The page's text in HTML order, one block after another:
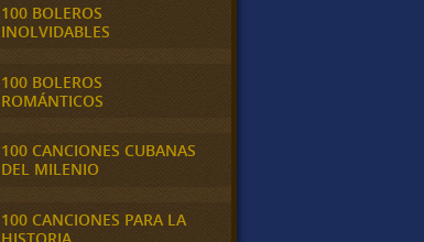
100 BOLEROS
INOLVIDABLES
100 BOLEROS
ROMÁNTICOS
100 CANCIONES CUBANAS
DEL MILENIO
100 CANCIONES PARA LA